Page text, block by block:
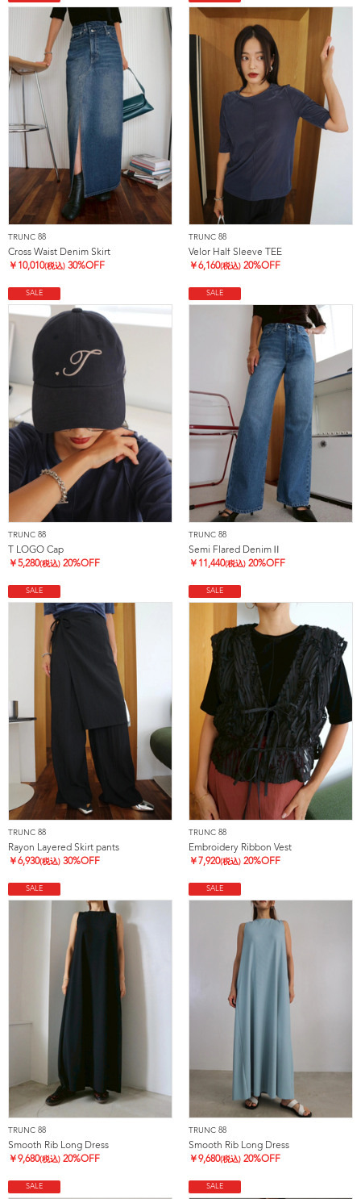
TRUNC 88
Cross Waist Denim Skirt
￥ 10,010(税込) 30%OFF
TRUNC 88
Velor Half Sleeve TEE
￥6,160(税込) 20%OFF
SALE
TRUNC 88
T LOGO Cap
￥5,280(税込) 20%OFF
SALE
TRUNC 88
Semi Flared DenimⅡ
￥ 11,440(税込) 20%OFF
SALE
TRUNC 88
Rayon Layered Skirt pants
￥6,930(税込) 30%OFF
SALE
TRUNC 88
Embroidery Ribbon Vest
￥ 7,920(税込) 20%OFF
SALE
TRUNC 88
Smooth Rib Long Dress
￥9,680(税込) 20%OFF
SALE
TRUNC 88
Smooth Rib Long Dress
￥9,680(税込) 20%OFF
SALE SALE